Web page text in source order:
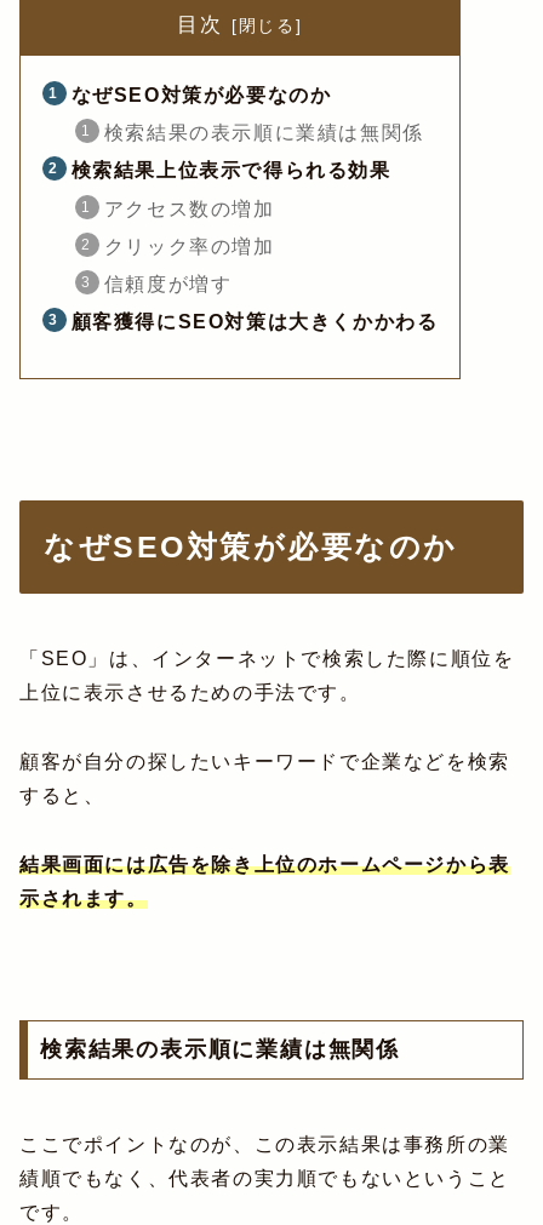
目次
なぜSEO対策が必要なのか
検索結果の表示順に業績は無関係
検索結果上位表示で得られる効果
アクセス数の増加
クリック率の増加
信頼度が増す
顧客獲得にSEO対策は大きくかかわる
なぜSEO対策が必要なのか
「SEO」は、インターネットで検索した際に順位を
上位に表示させるための手法です。
顧客が自分の探したいキーワードで企業などを検索
すると、
結果画面には広告を除き上位のホームページから表
示されます。
検索結果の表示順に業績は無関係
ここでポイントなのが、この表示結果は事務所の業
績順でもなく、代表者の実力順でもないということ
です。